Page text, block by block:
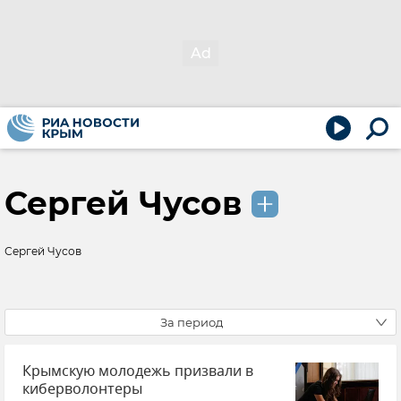
Сергей Чусов
Сергей Чусов
За период
Крымскую молодежь призвали в
киберволонтеры